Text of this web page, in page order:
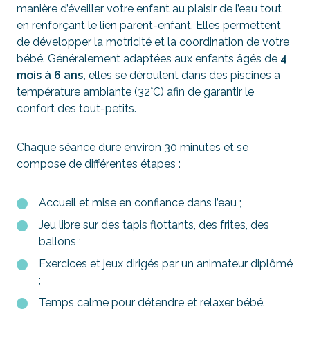
manière d’éveiller votre enfant au plaisir de l’eau tout
en renforçant le lien parent-enfant. Elles permettent
de développer la motricité et la coordination de votre
bébé. Généralement adaptées aux enfants âgés de 4
mois à 6 ans, elles se déroulent dans des piscines à
température ambiante (32°C) afin de garantir le
confort des tout-petits.
Chaque séance dure environ 30 minutes et se
compose de différentes étapes :
Accueil et mise en confiance dans l’eau ;
Jeu libre sur des tapis flottants, des frites, des
ballons ;
Exercices et jeux dirigés par un animateur diplômé
;
Temps calme pour détendre et relaxer bébé.